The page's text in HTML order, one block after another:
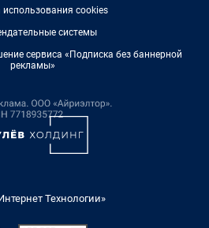
использования cookies
системы
сервиса «Подписка без баннерной
рекламы»
Технологии»